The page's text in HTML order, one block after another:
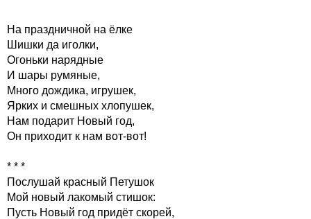
На праздничной на ёлке
Шишки да иголки,
Огоньки нарядные
И шары румяные,
Много дождика, игрушек,
Ярких и смешных хлопушек,
Нам подарит Новый год,
Он приходит к нам вот-вот!
* * *
Послушай красный Петушок
Мой новый лакомый стишок:
Пусть Новый год придёт скорей,